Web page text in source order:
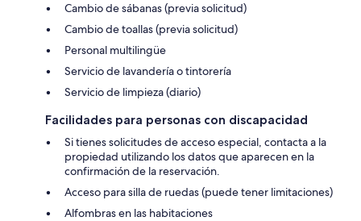
Cambio de sábanas (previa solicitud)
Cambio de toallas (previa solicitud)
Personal multilingüe
Servicio de lavandería o tintorería
Servicio de limpieza (diario)
Facilidades para personas con discapacidad
Si tienes solicitudes de acceso especial, contacta a la
propiedad utilizando los datos que aparecen en la
confirmación de la reservación.
Acceso para silla de ruedas (puede tener limitaciones)
Alfombras en las habitaciones